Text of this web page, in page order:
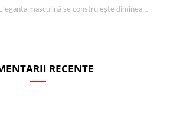
Eleganța masculină se construiește dimineața, în câteva minute și cu produsele potrivite. O rutină de…
RECENTE